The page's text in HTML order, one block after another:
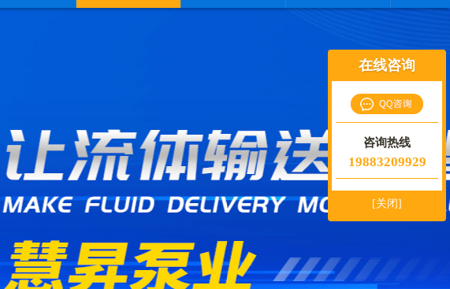
在线咨询
咨询热线
19883209929
[关闭]